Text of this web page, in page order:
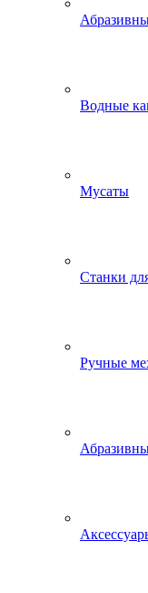
Водные
Мусаты
Станки
Ручные